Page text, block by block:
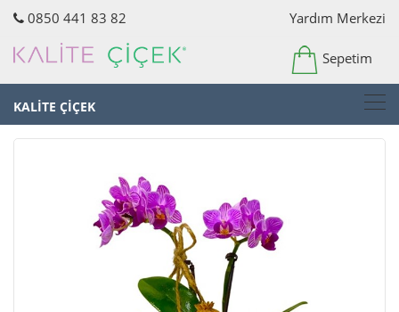
0850 441 83 82 Yardım Merkezi
Sepetim
KALİTE ÇİÇEK